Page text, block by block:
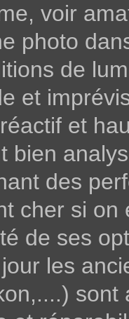
voir
photo
de
et
et
bien
des
cher si on
de ses
les
sont